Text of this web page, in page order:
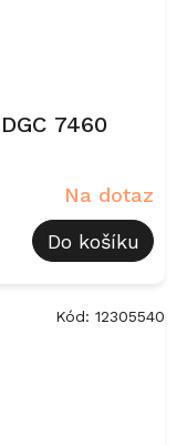
7460
Na dotaz
Do košíku
Kód: 12305540